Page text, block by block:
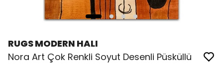
RUGS MODERN HALI
Nora Art Çok Renkli Soyut Desenli Püsküllü